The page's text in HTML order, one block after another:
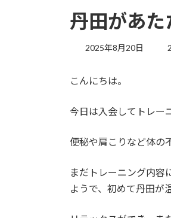
丹田があ
2025年8月20日
:
こんにちは。
今日は入会してトレー
便秘や肩こりなど体の
まだトレーニング内容
ようで、初めて丹田が